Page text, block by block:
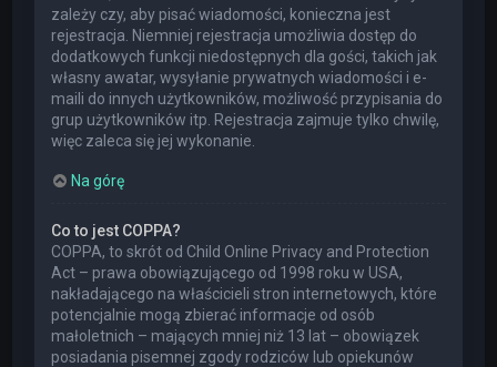
zależy czy, aby pisać wiadomości, konieczna jest
rejestracja. Niemniej rejestracja umożliwia dostęp do
dodatkowych funkcji niedostępnych dla gości, takich jak
własny awatar, wysyłanie prywatnych wiadomości i e-
maili do innych użytkowników, możliwość przypisania do
grup użytkowników itp. Rejestracja zajmuje tylko chwilę,
więc zaleca się jej wykonanie.
Na górę
Co to jest COPPA?
COPPA, to skrót od Child Online Privacy and Protection
Act – prawa obowiązującego od 1998 roku w USA,
nakładającego na właścicieli stron internetowych, które
potencjalnie mogą zbierać informacje od osób
małoletnich – mających mniej niż 13 lat – obowiązek
posiadania pisemnej zgody rodziców lub opiekunów